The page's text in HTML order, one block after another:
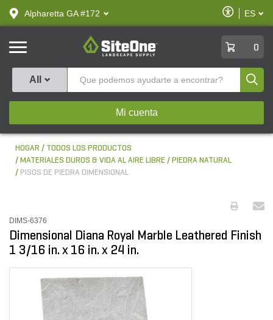
text.skipToContent
text.skipToNavigation
Alpharetta GA #172
Habilitar
ES
SiteOne
0
All
Mi cuenta
HOGAR
TODOS LOS PRODUCTOS
MATERIALES DUROS & VIDA AL AIRE LIBRE
PIEDRA NATURAL
PISOS DE PIEDRA DIMENSIONAL
DIMS-6376
Dimensional Diana Royal Marble Leathered Finish
1 3/16 in. x 16 in. x 24 in.